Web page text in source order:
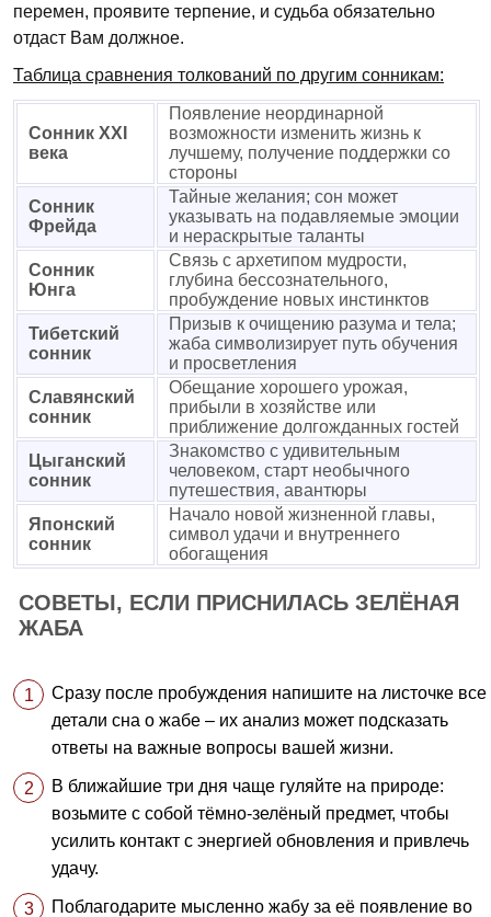
перемен, проявите терпение, и судьба обязательно
отдаст Вам должное.
Таблица сравнения толкований по другим сонникам:
Сонник XXI
века
Появление неординарной
возможности изменить жизнь к
лучшему, получение поддержки со
стороны
Сонник
Фрейда
Тайные желания; сон может
указывать на подавляемые эмоции
и нераскрытые таланты
Сонник
Юнга
Связь с архетипом мудрости,
глубина бессознательного,
пробуждение новых инстинктов
Тибетский
сонник
Призыв к очищению разума и тела;
жаба символизирует путь обучения
и просветления
Славянский
сонник
Обещание хорошего урожая,
прибыли в хозяйстве или
приближение долгожданных гостей
Цыганский
сонник
Знакомство с удивительным
человеком, старт необычного
путешествия, авантюры
Японский
сонник
Начало новой жизненной главы,
символ удачи и внутреннего
обогащения
СОВЕТЫ, ЕСЛИ ПРИСНИЛАСЬ ЗЕЛЁНАЯ
ЖАБА
Сразу после пробуждения напишите на листочке все
детали сна о жабе – их анализ может подсказать
ответы на важные вопросы вашей жизни.
В ближайшие три дня чаще гуляйте на природе:
возьмите с собой тёмно-зелёный предмет, чтобы
усилить контакт с энергией обновления и привлечь
удачу.
Поблагодарите мысленно жабу за её появление во